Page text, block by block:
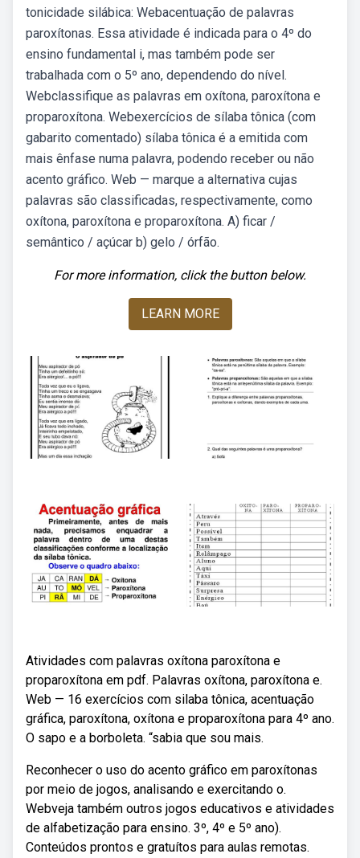
tonicidade silábica: Webacentuação de palavras
paroxítonas. Essa atividade é indicada para o 4º do
ensino fundamental i, mas também pode ser
trabalhada com o 5º ano, dependendo do nível.
Webclassifique as palavras em oxítona, paroxítona e
proparoxítona. Webexercícios de sílaba tônica (com
gabarito comentado) sílaba tônica é a emitida com
mais ênfase numa palavra, podendo receber ou não
acento gráfico. Web — marque a alternativa cujas
palavras são classificadas, respectivamente, como
oxítona, paroxítona e proparoxítona. A) ficar /
semântico / açúcar b) gelo / órfão.
For more information, click the button below.
LEARN MORE
Atividades com palavras oxítona paroxítona e
proparoxítona em pdf. Palavras oxítona, paroxítona e.
Web — 16 exercícios com silaba tônica, acentuação
gráfica, paroxítona, oxítona e proparoxítona para 4º ano.
O sapo e a borboleta. “sabia que sou mais.
Reconhecer o uso do acento gráfico em paroxítonas
por meio de jogos, analisando e exercitando o.
Webveja também outros jogos educativos e atividades
de alfabetização para ensino. 3º, 4º e 5º ano).
Conteúdos prontos e gratuítos para aulas remotas.